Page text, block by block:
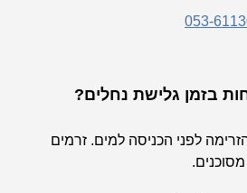
053-
בזמן גלישת נחלים?
לפני הכניסה למים. זרמים